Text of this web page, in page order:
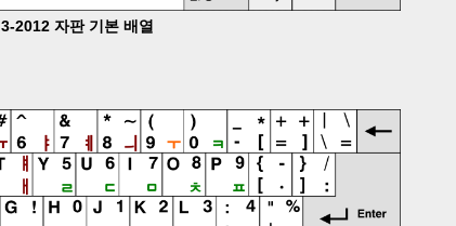
3-2012 자판 기본 배열